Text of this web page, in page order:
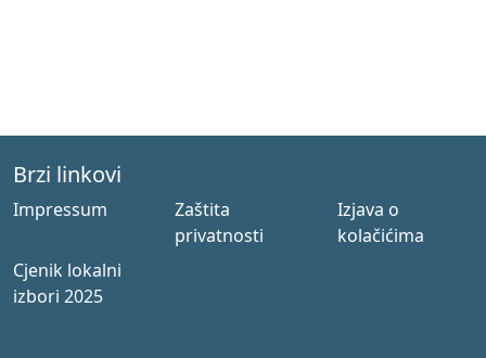
Brzi linkovi
Impressum
Zaštita
privatnosti
Izjava o
kolačićima
Cjenik lokalni
izbori 2025